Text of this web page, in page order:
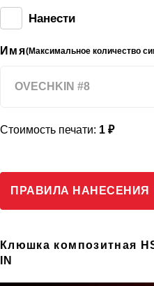
Нанести
Имя(Максимальное количество
Стоимость печати: 1 ₽
ПРАВИЛА НАНЕСЕНИЯ
Клюшка композитная
IN